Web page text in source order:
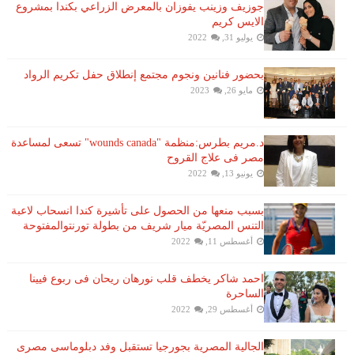
جوزيف وزينب يفوزان بالمعرض الزراعي بكندا بمشروع
الايس كريم
يوليو 31, 2022
بحضور فنانين ونجوم مجتمع إنطلاق حفل تكريم الرواد
مايو 26, 2023
د.مريم بطرس:منظمة "wounds canada" تسعى لمساعدة
مصر فى علاج القروح
يونيو 13, 2022
بسبب منعها من الحصول على تأشيرة كندا انسحاب لاعبة ​
التنس​ المصريّة ​ميار شريف​ من بطولة ​تورنتو​المفتوحة
أغسطس 11, 2022
احمد شاكر يخطف قلب نورهان ريحان فى ربوع فيينا
الساحرة
أغسطس 29, 2022
الجالية المصرية بجورجيا تستقبل وفد دبلوماسى مصرى